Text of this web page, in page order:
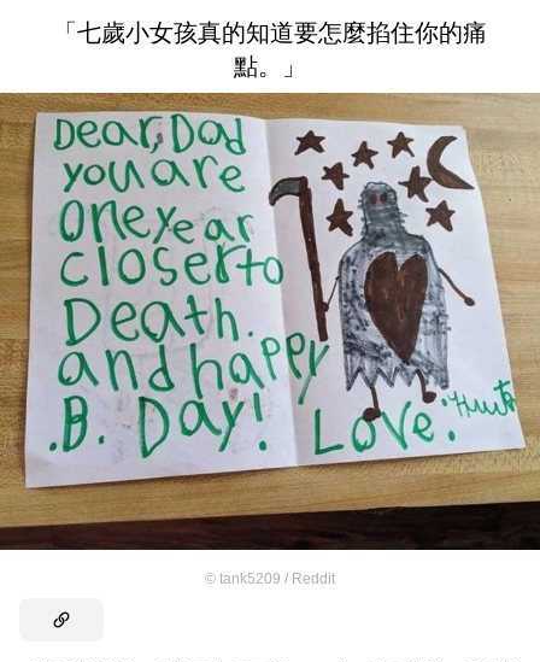
「七歲小女孩真的知道要怎麼掐住你的痛
點。」
© tank5209 / Reddit